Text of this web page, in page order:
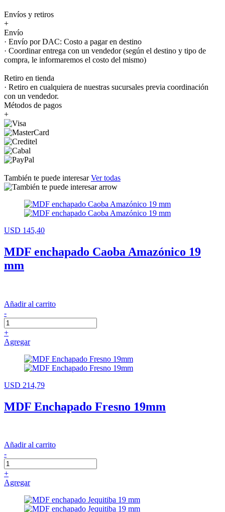
Envíos y retiros
+
Envío
· Envío por DAC: Costo a pagar en destino
· Coordinar entrega con un vendedor (según el destino y tipo de
compra, le informaremos el costo del mismo)
Retiro en tienda
· Retiro en cualquiera de nuestras sucursales previa coordinación
con un vendedor.
Métodos de pagos
+
También te puede interesarVer todas
USD 145,40
MDF enchapado Caoba Amazónico 19
mm
Añadir al carrito
-
+
Agregar
USD 214,79
MDF Enchapado Fresno 19mm
Añadir al carrito
-
+
Agregar